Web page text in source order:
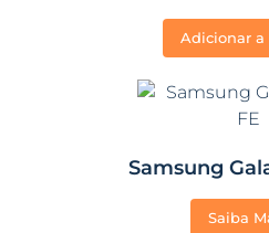
Adicionar a
Samsung
Saiba